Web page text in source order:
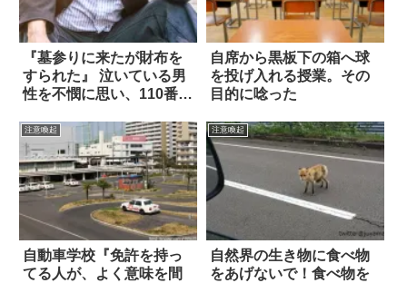
『墓参りに来たが財布を
すられた』 泣いている男
性を不憫に思い、110番し
自席から黒板下の箱へ球
を投げ入れる授業。その
目的に唸った
注意喚起
自動車学校『免許を持っ
てる人が、よく意味を間
注意喚起
自然界の生き物に食べ物
をあげないで！食べ物を